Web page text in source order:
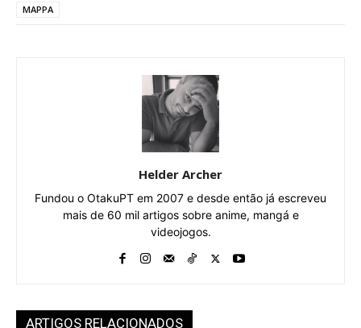
MAPPA
Helder Archer
Fundou o OtakuPT em 2007 e desde então já escreveu
mais de 60 mil artigos sobre anime, mangá e
videojogos.
ARTIGOS RELACIONADOS